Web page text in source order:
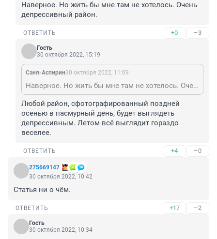
Наверное. Но жить бы мне там не хотелось. Очень
депрессивный район.
ОТВЕТИТЬ +0 –3
Гость
30 октября 2022, 15:19
Саня-Аспирин30 октября 2022, 11:09
Наверное. Но жить бы мне там не хотелось. Очень депрессивный район.
Любой район, сфотографированный поздней
осенью в пасмурный день, будет выглядеть
депрессивным. Летом всё выглядит гораздо
веселее.
ОТВЕТИТЬ +4 –0
275669147
30 октября 2022, 10:42
Статья ни о чём.
ОТВЕТИТЬ +17 –2
Гость
30 октября 2022, 10:34